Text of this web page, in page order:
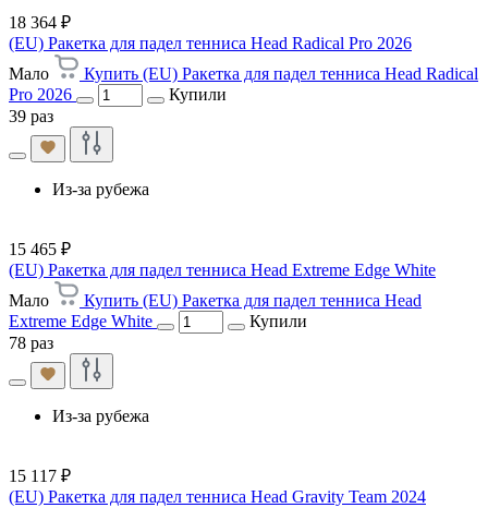
18 364 ₽
(EU) Ракетка для падел тенниса Head Radical Pro 2026
Мало
Купить (EU) Ракетка для падел тенниса Head Radical
Pro 2026
Купили
39 раз
Из-за рубежа
15 465 ₽
(EU) Ракетка для падел тенниса Head Extreme Edge White
Мало
Купить (EU) Ракетка для падел тенниса Head
Extreme Edge White
Купили
78 раз
Из-за рубежа
15 117 ₽
(EU) Ракетка для падел тенниса Head Gravity Team 2024